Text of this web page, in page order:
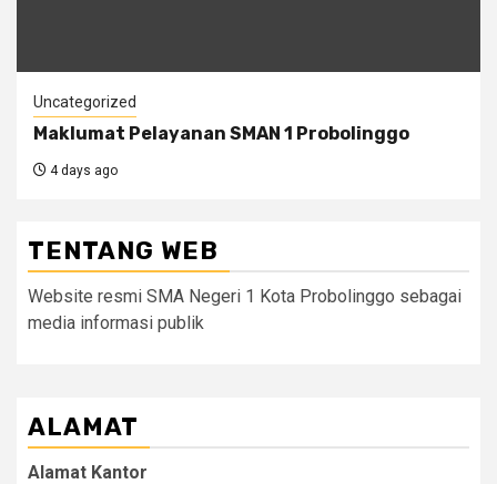
Uncategorized
Maklumat Pelayanan SMAN 1 Probolinggo
4 days ago
TENTANG WEB
Website resmi SMA Negeri 1 Kota Probolinggo sebagai
media informasi publik
ALAMAT
Alamat Kantor